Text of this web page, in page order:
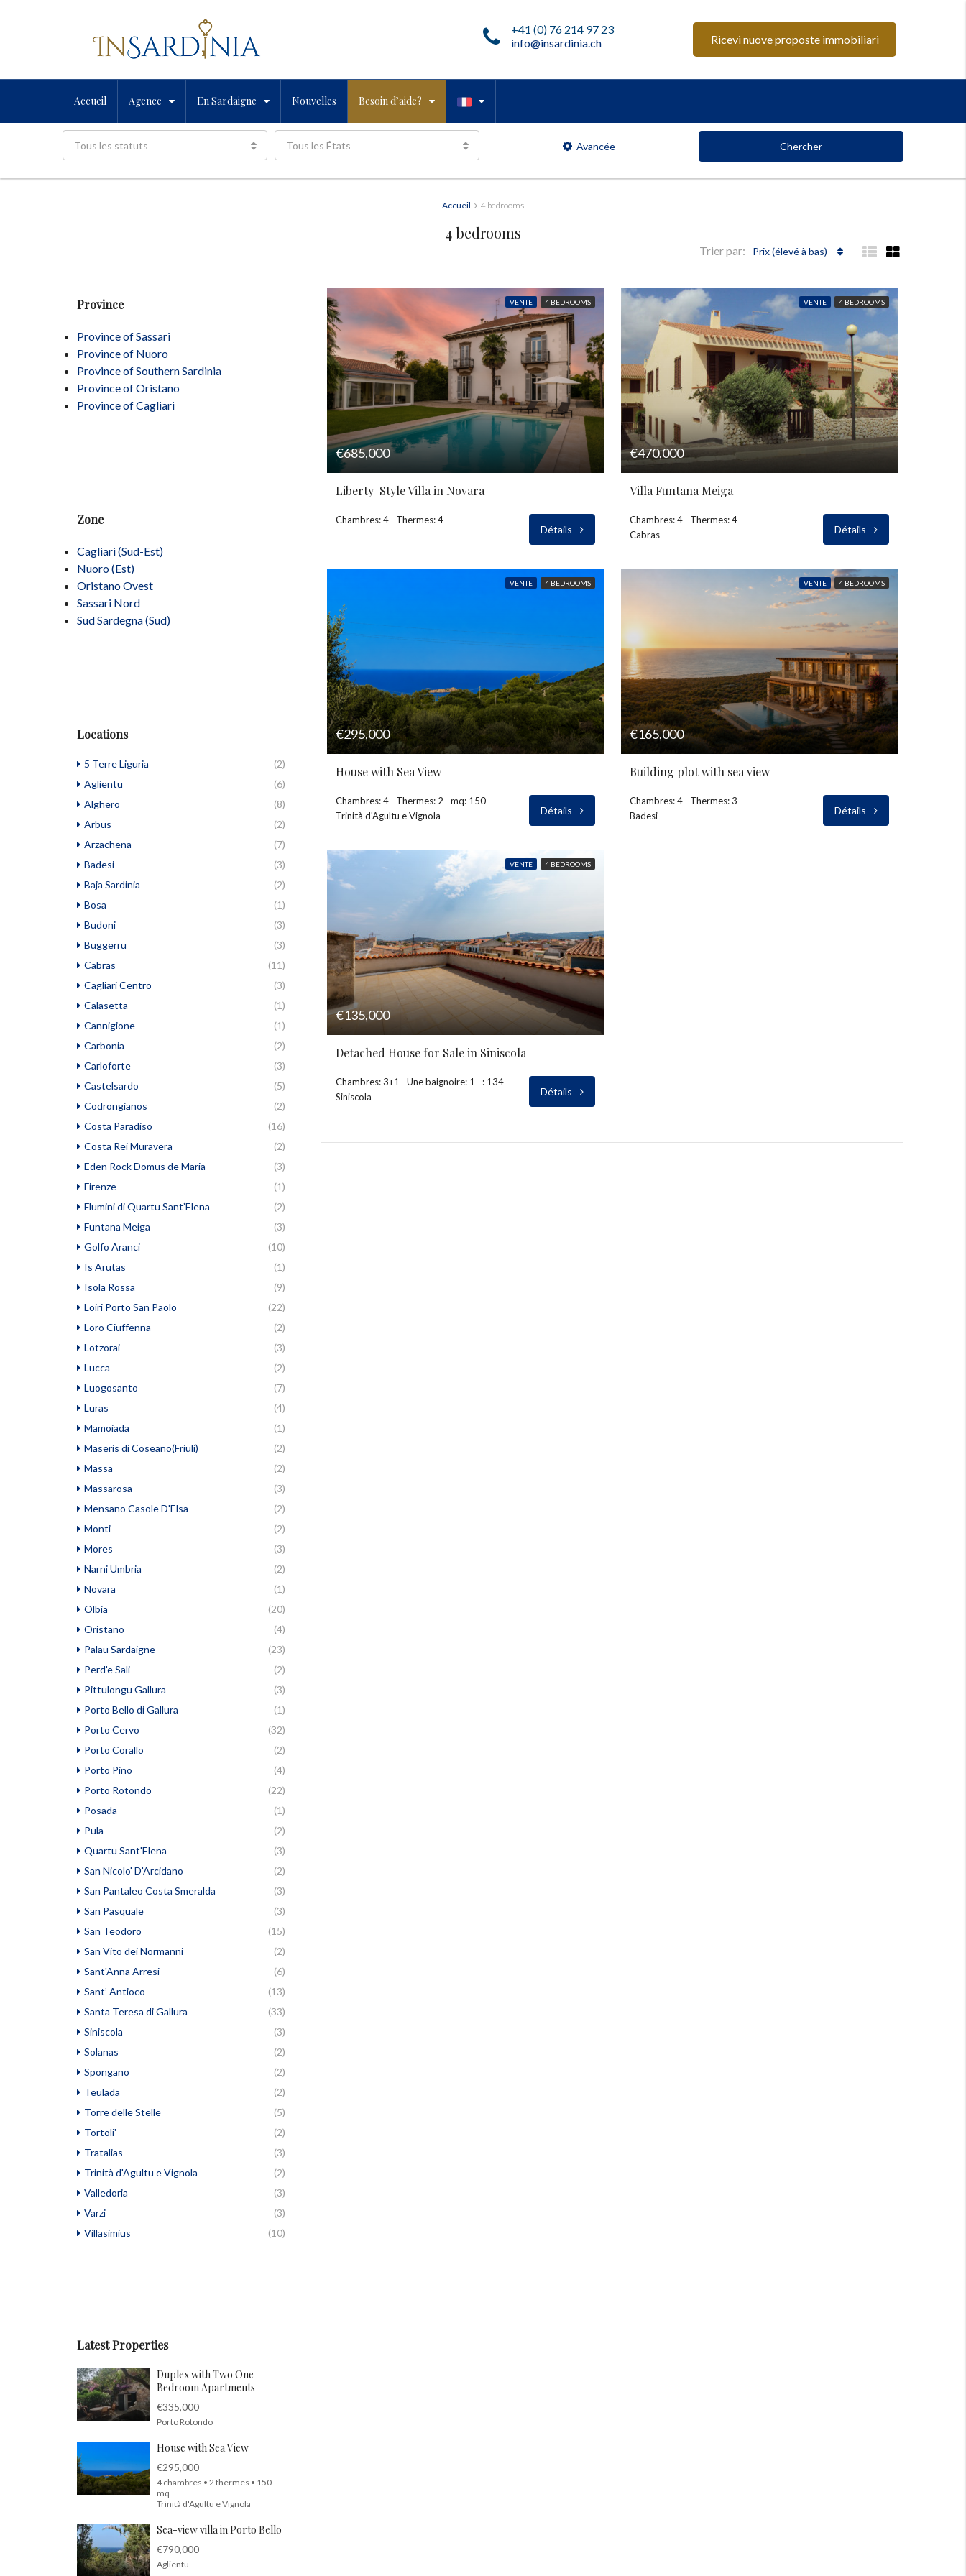
Ricevi nuove proposte immobiliari
+41 (0) 76 214 97 23
info@insardinia.ch
Accueil Agence En Sardaigne Nouvelles Besoin d’aide?
Tous les statuts Tous les États Avancée Chercher
Accueil 4 bedrooms
4 bedrooms
Trier par: Prix ​​(élevé à bas)
VENTE 4 BEDROOMS
€685,000
Liberty-Style Villa in Novara
Chambres: 4 Thermes: 4
Détails
VENTE 4 BEDROOMS
€470,000
Villa Funtana Meiga
Chambres: 4
Thermes: 4
Cabras
Détails
VENTE 4 BEDROOMS
€295,000
House with Sea View
Chambres: 4 Thermes: 2
mq: 150
Trinità d'Agultu e Vignola
Détails
VENTE 4 BEDROOMS
€165,000
Building plot with sea view
Chambres: 4
Thermes: 3
Badesi
Détails
VENTE 4 BEDROOMS
€135,000
Detached House for Sale in Siniscola
Chambres: 3+1 Une baignoire: 1
: 134
Siniscola
Détails
Province
Province of Sassari
Province of Nuoro
Province of Southern Sardinia
Province of Oristano
Province of Cagliari
Zone
Cagliari (Sud-Est)
Nuoro (Est)
Oristano Ovest
Sassari Nord
Sud Sardegna (Sud)
Locations
5 Terre Liguria
(2)
Aglientu
(6)
Alghero
(8)
Arbus
(2)
Arzachena
(7)
Badesi
(3)
Baja Sardinia
(2)
Bosa
(1)
Budoni
(3)
Buggerru
(3)
Cabras
(11)
Cagliari Centro
(3)
Calasetta
(1)
Cannigione
(1)
Carbonia
(2)
Carloforte
(3)
Castelsardo
(5)
Codrongianos
(2)
Costa Paradiso
(16)
Costa Rei Muravera
(2)
Eden Rock Domus de Maria
(3)
Firenze
(1)
Flumini di Quartu Sant’Elena
(2)
Funtana Meiga
(3)
Golfo Aranci
(10)
Is Arutas
(1)
Isola Rossa
(9)
Loiri Porto San Paolo
(22)
Loro Ciuffenna
(2)
Lotzorai
(3)
Lucca
(2)
Luogosanto
(7)
Luras
(4)
Mamoiada
(1)
Maseris di Coseano(Friuli)
(2)
Massa
(2)
Massarosa
(3)
Mensano Casole D'Elsa
(2)
Monti
(2)
Mores
(3)
Narni Umbria
(2)
Novara
(1)
Olbia
(20)
Oristano
(4)
Palau Sardaigne
(23)
Perd'e Sali
(2)
Pittulongu Gallura
(3)
Porto Bello di Gallura
(1)
Porto Cervo
(32)
Porto Corallo
(2)
Porto Pino
(4)
Porto Rotondo
(22)
Posada
(1)
Pula
(2)
Quartu Sant'Elena
(3)
San Nicolo' D'Arcidano
(2)
San Pantaleo Costa Smeralda
(3)
San Pasquale
(3)
San Teodoro
(15)
San Vito dei Normanni
(2)
Sant'Anna Arresi
(6)
Sant’ Antioco
(13)
Santa Teresa di Gallura
(33)
Siniscola
(3)
Solanas
(2)
Spongano
(2)
Teulada
(2)
Torre delle Stelle
(5)
Tortoli'
(2)
Tratalias
(3)
Trinità d'Agultu e Vignola
(2)
Valledoria
(3)
Varzi
(3)
Villasimius
(10)
Latest Properties
Duplex with Two One-
Bedroom Apartments
€335,000
Porto Rotondo
House with Sea View
€295,000
4 chambres • 2 thermes • 150
mq
Trinità d'Agultu e Vignola
Sea-view villa in Porto Bello
€790,000
Aglientu